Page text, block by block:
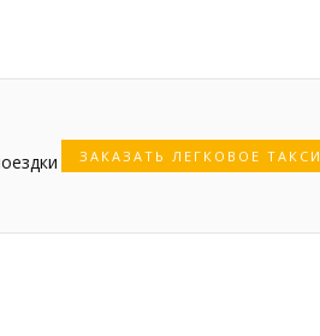
ЗАКАЗАТЬ ЛЕГКОВОЕ ТАКСИ